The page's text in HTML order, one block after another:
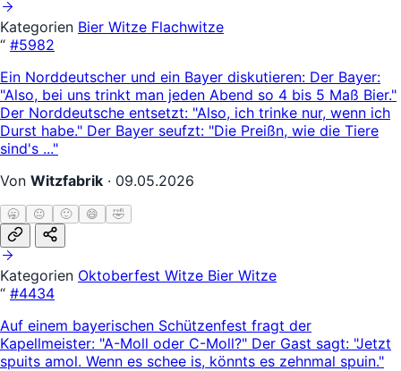
Kategorien Bier Witze Flachwitze
“ #5982
Ein Norddeutscher und ein Bayer diskutieren: Der Bayer:
"Also, bei uns trinkt man jeden Abend so 4 bis 5 Maß Bier."
Der Norddeutsche entsetzt: "Also, ich trinke nur, wenn ich
Durst habe." Der Bayer seufzt: "Die Preißn, wie die Tiere
sind's ..."
Von Witzfabrik · 09.05.2026
🥱 😐 🙂 😄 🤣
Kategorien Oktoberfest Witze Bier Witze
“ #4434
Auf einem bayerischen Schützenfest fragt der
Kapellmeister: "A-Moll oder C-Moll?" Der Gast sagt: "Jetzt
spuits amol. Wenn es schee is, könnts es zehnmal spuin."